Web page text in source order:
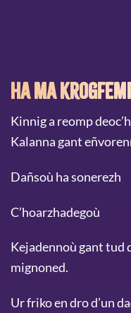
Ha ma
Kinnig a reomp
Kalanna gant
Dañsoù ha sonerezh
C’hoarzhadegoù
Kejadennoù gant tud
mignoned.
Ur friko en dro d’un